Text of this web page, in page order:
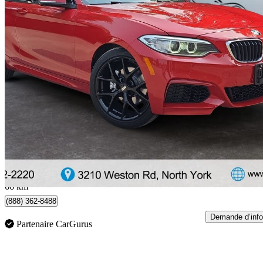
2016 BMW 2 Series
228i xDrive Convertible AWD94 000 km
19 770 $
347 $/mois env.
North York, ON
66 km
(888) 362-8488
Partenaire CarGurus
Demande d’info